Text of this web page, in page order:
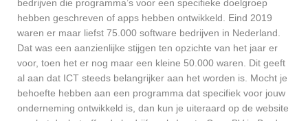
bedrijven die programma’s voor een specifieke doelgroep
hebben geschreven of apps hebben ontwikkeld. Eind 2019
waren er maar liefst 75.000 software bedrijven in Nederland.
Dat was een aanzienlijke stijgen ten opzichte van het jaar er
voor, toen het er nog maar een kleine 50.000 waren. Dit geeft
al aan dat ICT steeds belangrijker aan het worden is. Mocht je
behoefte hebben aan een programma dat specifiek voor jouw
onderneming ontwikkeld is, dan kun je uiteraard op de website